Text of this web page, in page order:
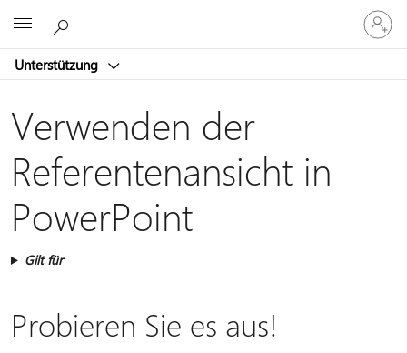
Unterstützung
Bei
Ihrem
Konto
Verwenden der
Referentenansicht in
PowerPoint
Gilt für
Probieren Sie es aus!